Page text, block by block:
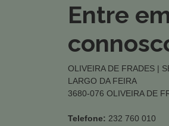
Entre
OLIVEIRA DE FRADES |
LARGO DA FEIRA
3680-076 OLIVEIRA DE
Telefone: 232 760 010